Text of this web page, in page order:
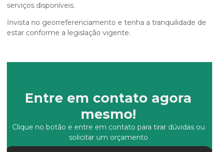
serviços disponíveis.
Invista no georreferenciamento e tenha a tranquilidade de
estar conforme a legislação vigente.
Entre em contato agora
mesmo!
Clique no botão e entre em contato para tirar dúvidas ou
solicitar um orçamento